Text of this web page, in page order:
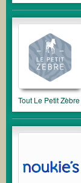
Tout Le Petit Zèbre